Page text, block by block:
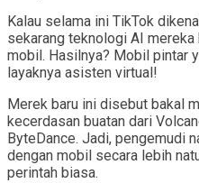
Kalau selama ini TikTok
sekarang teknologi AI
mobil. Hasilnya? Mobil pintar
layaknya asisten virtual!
Merek baru ini disebut bakal
kecerdasan buatan dari
ByteDance. Jadi, pengemudi
dengan mobil secara lebih
perintah biasa.